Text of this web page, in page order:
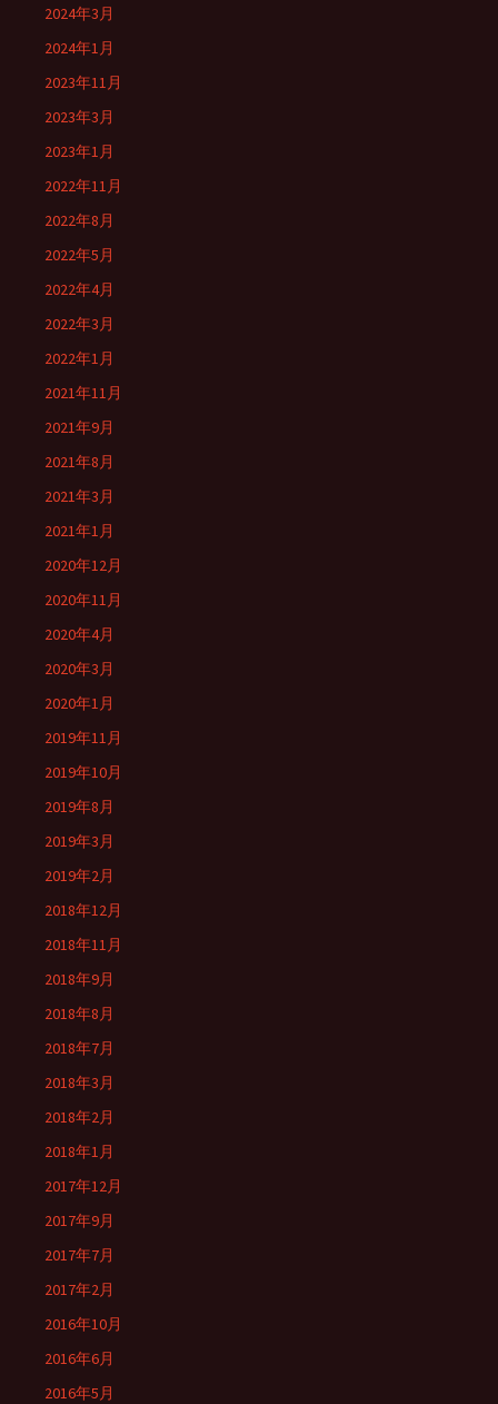
2024年3月
2024年1月
2023年11月
2023年3月
2023年1月
2022年11月
2022年8月
2022年5月
2022年4月
2022年3月
2022年1月
2021年11月
2021年9月
2021年8月
2021年3月
2021年1月
2020年12月
2020年11月
2020年4月
2020年3月
2020年1月
2019年11月
2019年10月
2019年8月
2019年3月
2019年2月
2018年12月
2018年11月
2018年9月
2018年8月
2018年7月
2018年3月
2018年2月
2018年1月
2017年12月
2017年9月
2017年7月
2017年2月
2016年10月
2016年6月
2016年5月